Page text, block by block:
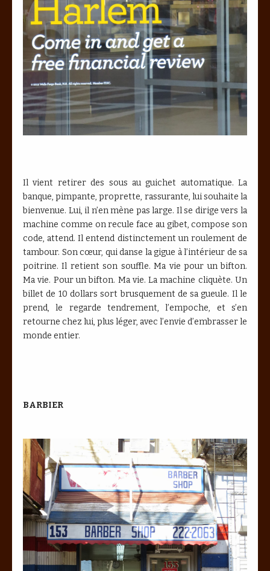
Il vient retirer des sous au guichet automatique. La
banque, pimpante, proprette, rassurante, lui souhaite la
bienvenue. Lui, il n’en mène pas large. Il se dirige vers la
machine comme on recule face au gibet, compose son
code, attend. Il entend distinctement un roulement de
tambour. Son cœur, qui danse la gigue à l’intérieur de sa
poitrine. Il retient son souffle. Ma vie pour un bifton.
Ma vie. Pour un bifton. Ma vie. La machine cliquète. Un
billet de 10 dollars sort brusquement de sa gueule. Il le
prend, le regarde tendrement, l’empoche, et s’en
retourne chez lui, plus léger, avec l’envie d’embrasser le
monde entier.
BARBIER